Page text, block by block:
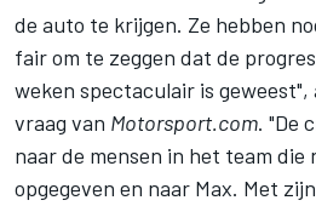
de auto te krijgen. Ze hebben
fair om te zeggen dat de
weken spectaculair is geweest",
vraag van Motorsport.com. "De
naar de mensen in het team die
opgegeven en naar Max. Met